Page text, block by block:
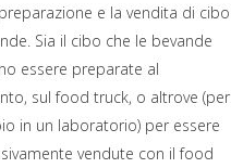
e la vendita di cibo
Sia il cibo che le bevande
essere preparate al
sul food truck, o altrove (per
in un laboratorio) per essere
vendute con il food